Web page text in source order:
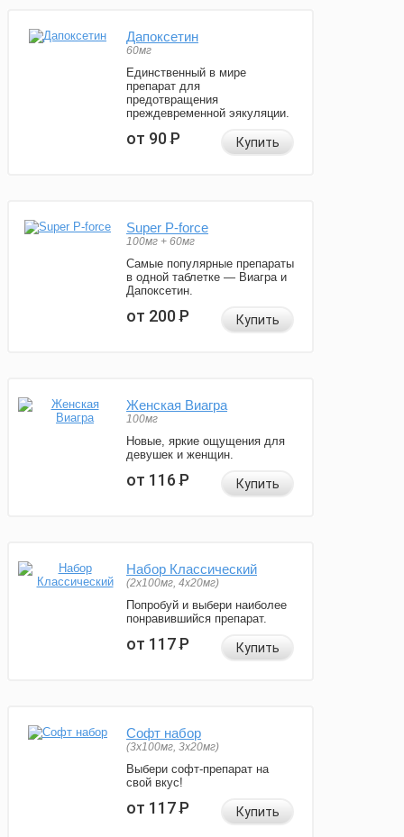
Дапоксетин
60мг
Единственный в мире
препарат для
предотвращения
преждевременной эякуляции.
от 90Р Купить
Super P-force
100мг + 60мг
Самые популярные препараты
в одной таблетке — Виагра и
Дапоксетин.
от 200Р Купить
Женская Виагра
100мг
Новые, яркие ощущения для
девушек и женщин.
от 116Р Купить
Набор Классический
(2x100мг, 4x20мг)
Попробуй и выбери наиболее
понравившийся препарат.
от 117Р Купить
Софт набор
(3x100мг, 3x20мг)
Выбери софт-препарат на
свой вкус!
от 117Р Купить